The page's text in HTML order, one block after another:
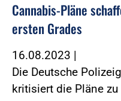
Cannabis-Pläne
ersten Grades
16.08.2023 |
Die Deutsche
kritisiert die Pläne